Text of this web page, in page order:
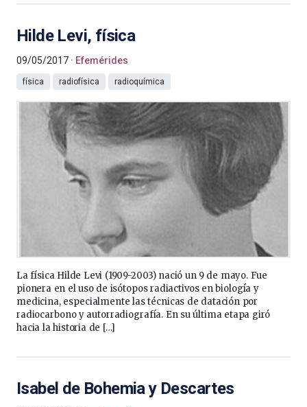
Hilde Levi, física
09/05/2017 Efemérides
física radiofísica radioquímica
La física Hilde Levi (1909-2003) nació un 9 de mayo. Fue
pionera en el uso de isótopos radiactivos en biología y
medicina, especialmente las técnicas de datación por
radiocarbono y autorradiografía. En su última etapa giró
hacia la historia de […]
Isabel de Bohemia y Descartes